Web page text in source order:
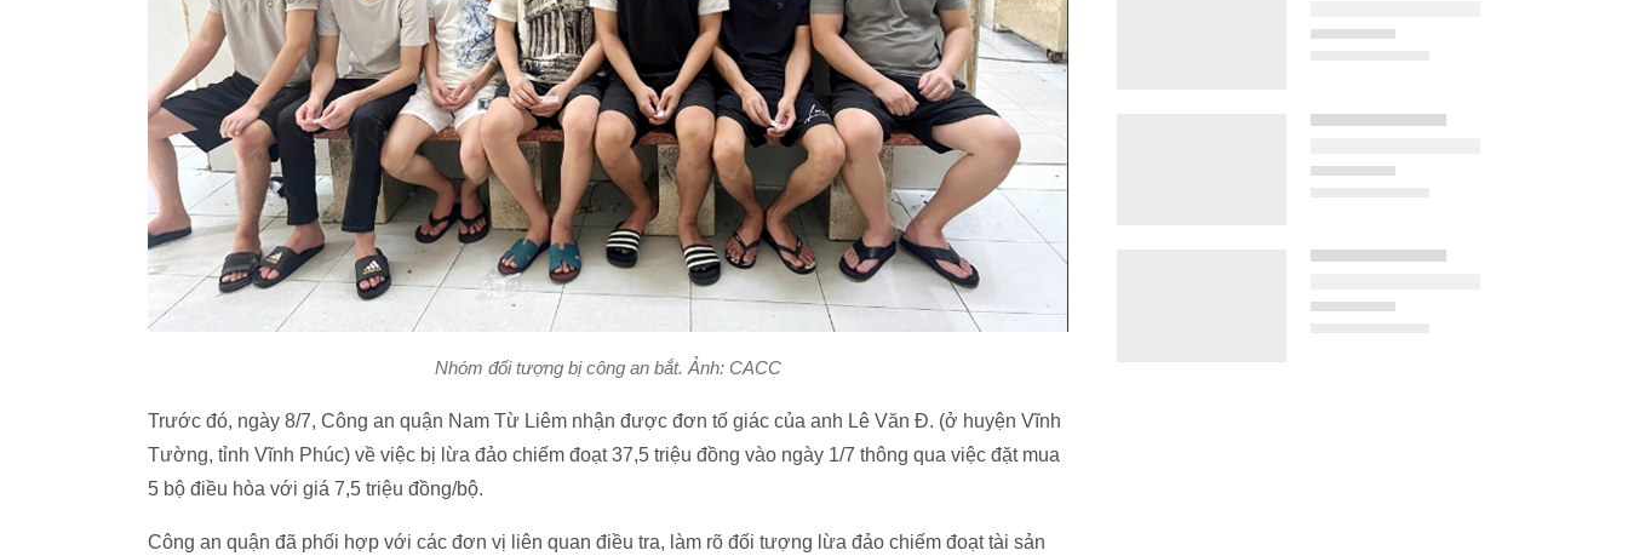
Nhóm đối tượng bị công an bắt. Ảnh: CACC
Trước đó, ngày 8/7, Công an quận Nam Từ Liêm nhận được đơn tố giác của anh Lê Văn Đ. (ở huyện Vĩnh
Tường, tỉnh Vĩnh Phúc) về việc bị lừa đảo chiếm đoạt 37,5 triệu đồng vào ngày 1/7 thông qua việc đặt mua
5 bộ điều hòa với giá 7,5 triệu đồng/bộ.
Công an quận đã phối hợp với các đơn vị liên quan điều tra, làm rõ đối tượng lừa đảo chiếm đoạt tài sản